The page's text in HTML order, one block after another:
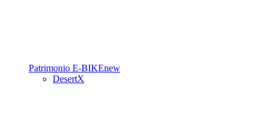
Patrimonio E-BIKEnew
DesertX